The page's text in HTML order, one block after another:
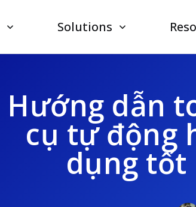
Solutions
Hướng dẫn
cụ tự động
dụng tốt